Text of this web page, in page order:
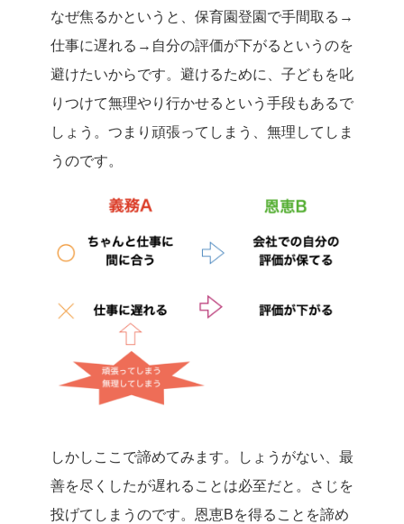
なぜ焦るかというと、保育園登園で手間取る→
仕事に遅れる→自分の評価が下がるというのを
避けたいからです。避けるために、子どもを叱
りつけて無理やり行かせるという手段もあるで
しょう。つまり頑張ってしまう、無理してしま
うのです。
しかしここで諦めてみます。しょうがない、最
善を尽くしたが遅れることは必至だと。さじを
投げてしまうのです。恩恵Bを得ることを諦め